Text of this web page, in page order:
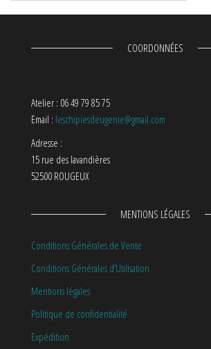
COORDONNÉES
Atelier : 06 49 79 85 75
Email : leschipiesdeugenie@gmail.com
Adresse :
15 rue des lavandières
52500 ROUGEUX
MENTIONS LÉGALES
Conditions Générales de Vente
Conditions Générales d’Utilisation
Mentions légales
Politique de confidentialité
Expédition